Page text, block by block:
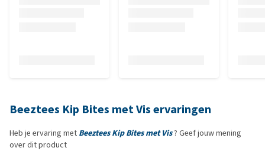
Beeztees Kip Bites met Vis ervaringen
Heb je ervaring met Beeztees Kip Bites met Vis? Geef jouw mening
over dit product